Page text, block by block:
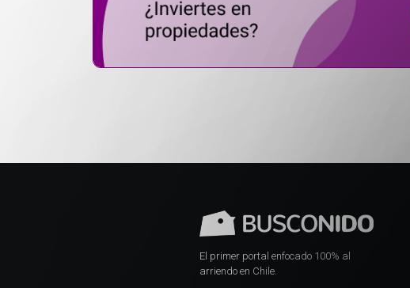
El primer portal enfocado 100% al
arriendo en Chile.